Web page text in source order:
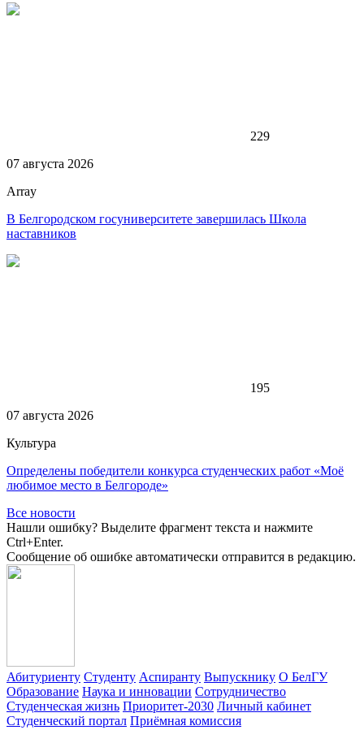
229
07 августа 2026
Array
В Белгородском госуниверситете завершилась Школа
наставников
195
07 августа 2026
Культура
Определены победители конкурса студенческих работ «Моё
любимое место в Белгороде»
Все новости
Нашли ошибку? Выделите фрагмент текста и нажмите
Ctrl+Enter.
Сообщение об ошибке автоматически отправится в редакцию.
Абитуриенту Студенту Аспиранту Выпускнику О БелГУ
Образование Наука и инновации Сотрудничество
Студенческая жизнь Приоритет-2030 Личный кабинет
Студенческий портал Приёмная комиссия